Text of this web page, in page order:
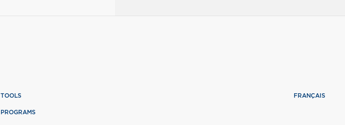
TOOLS
PROGRAMS
FRANÇAIS